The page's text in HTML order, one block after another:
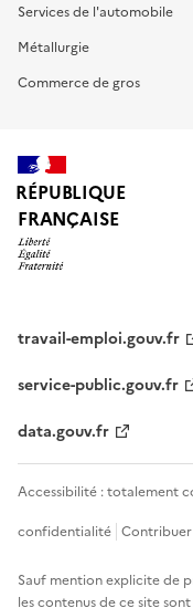
Services de l'automobile
Métallurgie
Commerce de gros
RÉPUBLIQUE
FRANÇAISE
travail-emploi.gouv.fr
service-public.gouv.fr
data.gouv.fr
Accessibilité : totalement
confidentialité
Sauf mention explicite de
les contenus de ce site